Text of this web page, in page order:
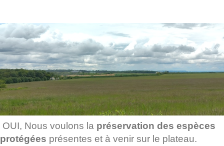
OUI, Nous voulons la préservation des espèces
protégées présentes et à venir sur le plateau.